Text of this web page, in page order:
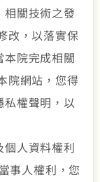
關技術之發
改，以落實保
院完成相關
院網站，您得
權聲明，以
人資料權利
事人權利，您